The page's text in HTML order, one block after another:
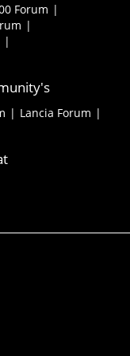
Forum
Lancia Forum